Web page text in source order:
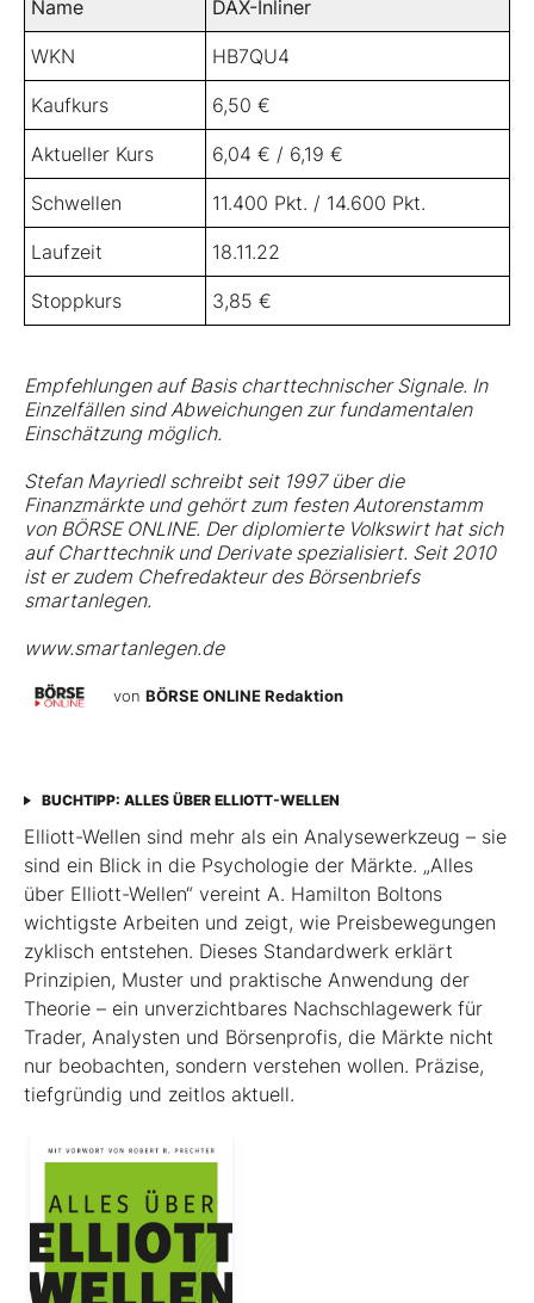
Name DAX-Inliner
WKN HB7QU4
Kaufkurs 6,50 €
Aktueller Kurs 6,04 € / 6,19 €
Schwellen 11.400 Pkt. / 14.600 Pkt.
Laufzeit 18.11.22
Stoppkurs 3,85 €
Empfehlungen auf Basis charttechnischer Signale. In
Einzelfällen sind Abweichungen zur fundamentalen
Einschätzung möglich.
Stefan Mayriedl schreibt seit 1997 über die
Finanzmärkte und gehört zum festen Autorenstamm
von BÖRSE ONLINE. Der diplomierte Volkswirt hat sich
auf Charttechnik und Derivate spezialisiert. Seit 2010
ist er zudem Chefredakteur des Börsenbriefs
smartanlegen.
www.smartanlegen.de
von BÖRSE ONLINE Redaktion
BUCHTIPP: ALLES ÜBER ELLIOTT-WELLEN
Elliott-Wellen sind mehr als ein Analysewerkzeug – sie
sind ein Blick in die Psychologie der Märkte. „Alles
über Elliott-Wellen“ vereint A. Hamilton Boltons
wichtigste Arbeiten und zeigt, wie Preisbewegungen
zyklisch entstehen. Dieses Standardwerk erklärt
Prinzipien, Muster und praktische Anwendung der
Theorie – ein unverzichtbares Nachschlagewerk für
Trader, Analysten und Börsenprofis, die Märkte nicht
nur beobachten, sondern verstehen wollen. Präzise,
tiefgründig und zeitlos aktuell.